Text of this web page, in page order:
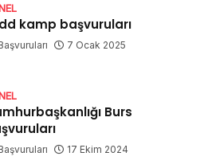
kamp başvuruları
7 Ocak 2025
Burs
17 Ekim 2024